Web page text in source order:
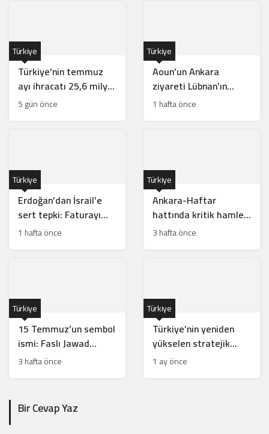
Türkiye’nin temmuz
ayı ihracatı 25,6 milyar
dolarla rekor kırdı
Türkiye
5 gün önce
Aoun’un Ankara
ziyareti Lübnan’ın
güneyinde Türk
Türkiye
1 hafta önce
Erdoğan’dan İsrail’e
sert tepki: Faturayı
tüm bölge ödüyor
Türkiye
1 hafta önce
Ankara-Haftar
hattında kritik hamle:
Mısır için risk mi?
Türkiye
3 hafta önce
15 Temmuz’un sembol
ismi: Faslı Jawad
Merroun’un hikayesi
Türkiye
3 hafta önce
Türkiye’nin yeniden
yükselen stratejik
hamleleri İsrail’i
rahatsız ediyor
Türkiye
1 ay önce
Bir Cevap Yaz